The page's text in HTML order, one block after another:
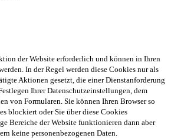
der Website erforderlich und können in Ihren
In der Regel werden diese Cookies nur als
Aktionen gesetzt, die einer Dienstanforderung
Ihrer Datenschutzeinstellungen, dem
von Formularen. Sie können Ihren Browser so
blockiert oder Sie über diese Cookies
Bereiche der Website funktionieren dann aber
keine personenbezogenen Daten.